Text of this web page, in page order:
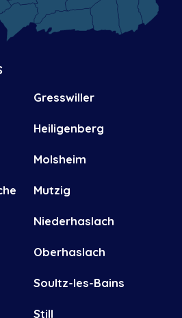
Gresswiller
Heiligenberg
Molsheim
Mutzig
Niederhaslach
Oberhaslach
Soultz-les-Bains
Still